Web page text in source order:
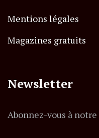
Mentions légales
Magazines gratuits
Newsletter
Abonnez-vous à